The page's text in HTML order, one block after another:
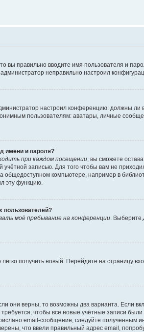
вы правильно вводите имя пользователя и
неправильно настроил
настроил конференцию: должны
пользователям: аватары, личные
имени и пароля?
при каждом посещении, вы сможете
учётной записью. Для того чтобы вам не
компьютере, например в
эту функцию.
пользователей?
моё пребывание на конференции. Выберите
получить новый. Перейдите на страницу
они верны, то возможны два варианта. Если
чтобы все новые учётные записи
email-сообщение, следуйте
что ввели правильный адрес email,